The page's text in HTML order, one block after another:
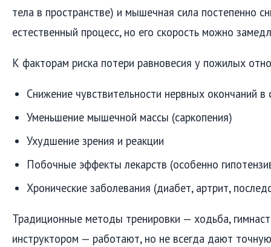
тела в пространстве) и мышечная сила постепенно
естественный процесс, но его скорость можно
К факторам риска потери равновесия у пожилых
Снижение чувствительности нервных окончаний в
Уменьшение мышечной массы (саркопения)
Ухудшение зрения и реакции
Побочные эффекты лекарств (особенно
Хронические заболевания (диабет, артрит,
Традиционные методы тренировки — ходьба,
инструктором — работают, но не всегда дают